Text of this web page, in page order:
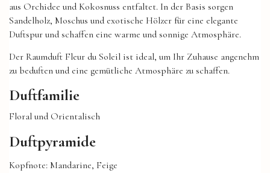
aus Orchidee und Kokosnuss entfaltet. In der Basis sorgen
Sandelholz, Moschus und exotische Hölzer für eine elegante
Duftspur und schaffen eine warme und sonnige Atmosphäre.
Der Raumduft Fleur du Soleil ist ideal, um Ihr Zuhause angenehm
zu beduften und eine gemütliche Atmosphäre zu schaffen.
Duftfamilie
Floral und Orientalisch
Duftpyramide
Kopfnote: Mandarine, Feige